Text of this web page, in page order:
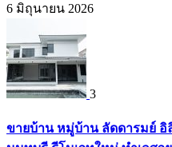
6 มิถุนายน 2026
3
ขายบ้าน หมู่บ้าน ลัดดารมย์